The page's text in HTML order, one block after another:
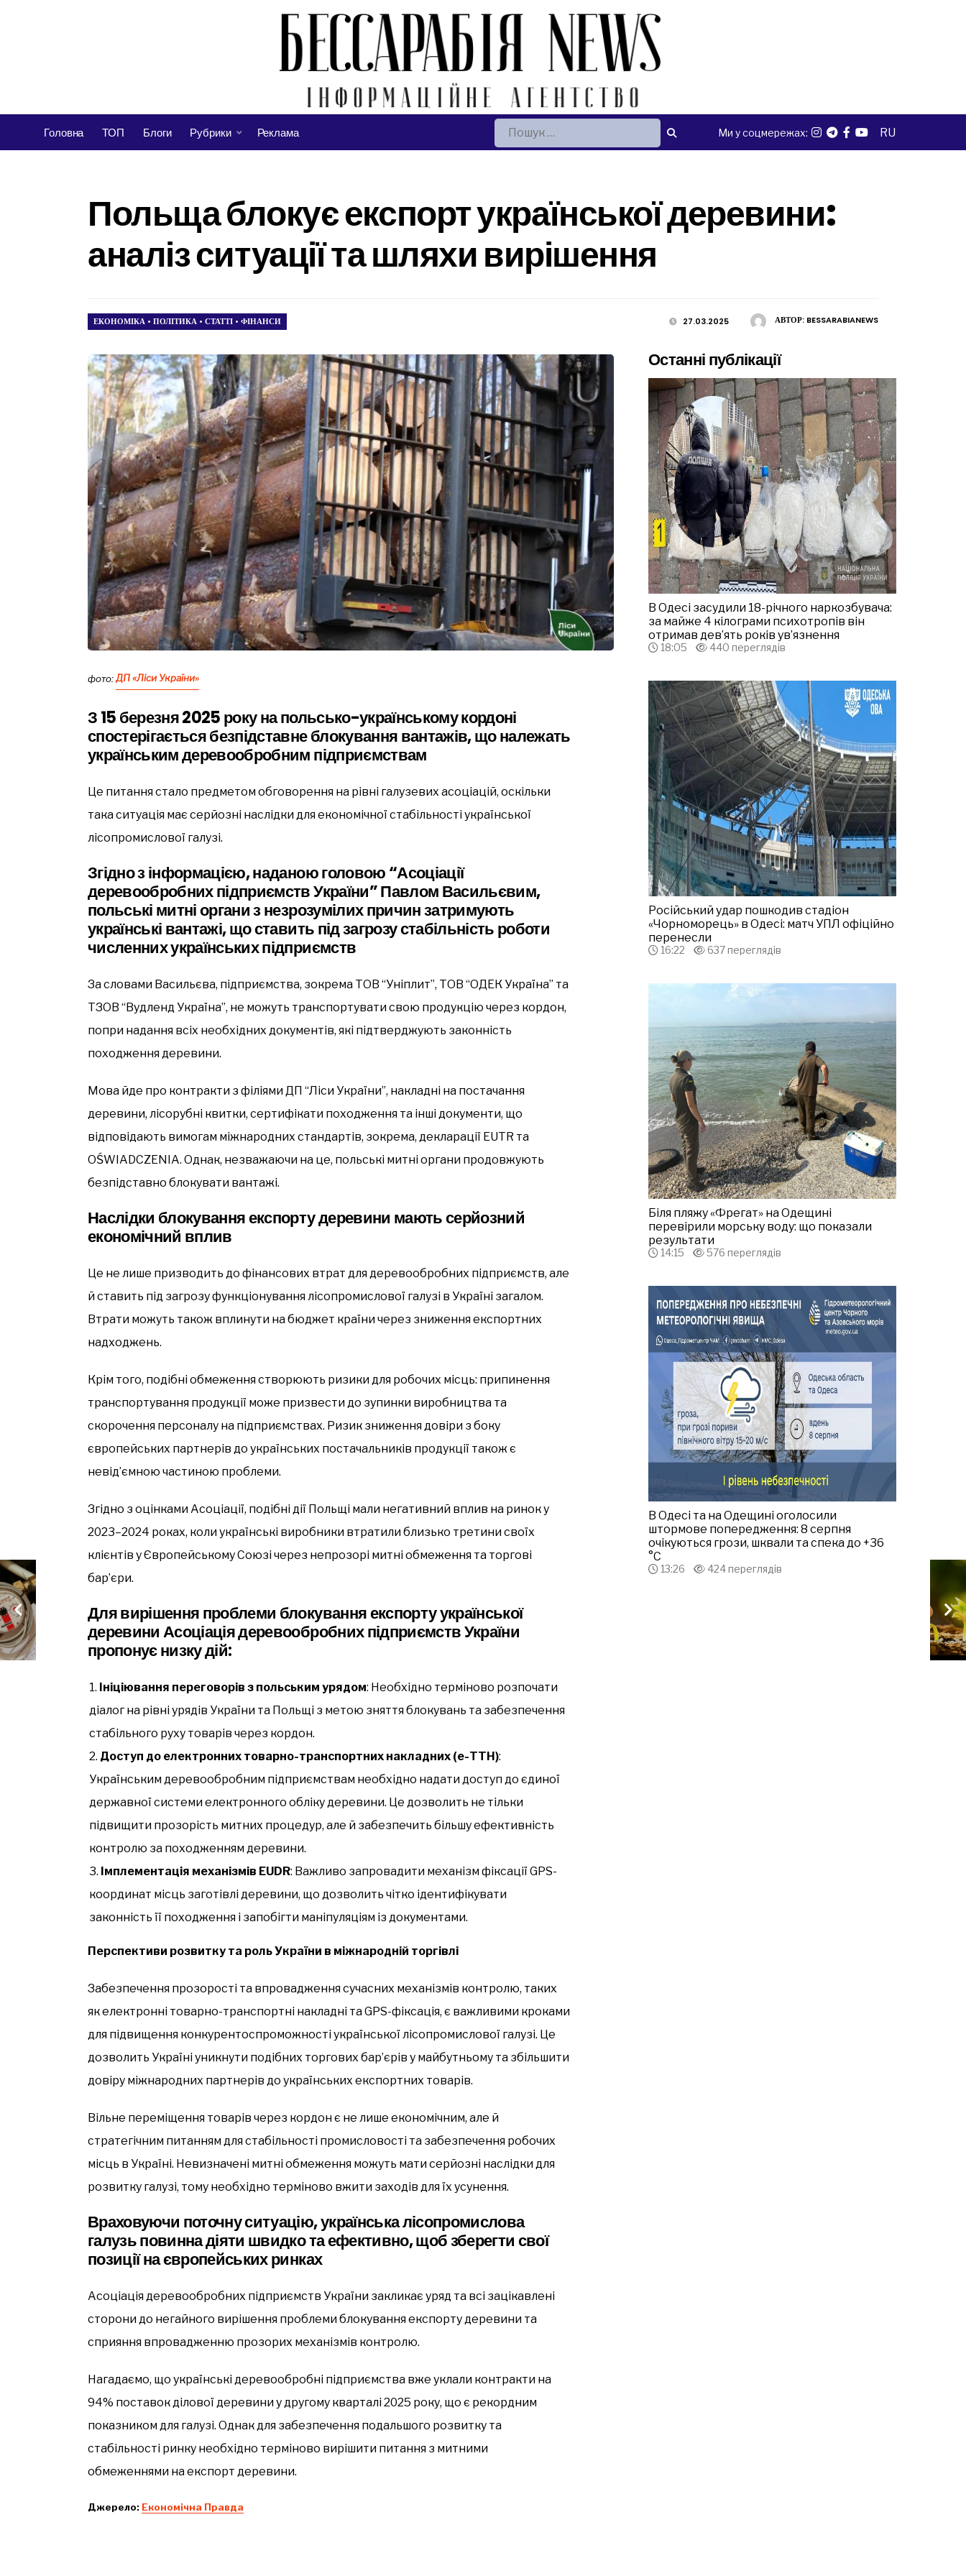
Головна ТОП Блоги Рубрики Реклама Пошук: Ми у соцмережах: RU
Польща блокує експорт української деревини:
аналіз ситуації та шляхи вирішення
АВТОР: BESSARABIANEWS
27.03.2025
ЕКОНОМІКА • ПОЛІТИКА • СТАТТІ • ФІНАНСИ
фото:ДП «Ліси України»
З 15 березня 2025 року на польсько-українському кордоні
спостерігається безпідставне блокування вантажів, що належать
українським деревообробним підприємствам
Це питання стало предметом обговорення на рівні галузевих асоціацій, оскільки
така ситуація має серйозні наслідки для економічної стабільності української
лісопромислової галузі.
Згідно з інформацією, наданою головою “Асоціації
деревообробних підприємств України” Павлом Васильєвим,
польські митні органи з незрозумілих причин затримують
українські вантажі, що ставить під загрозу стабільність роботи
численних українських підприємств
За словами Васильєва, підприємства, зокрема ТОВ “Уніплит”, ТОВ “ОДЕК Україна” та
ТЗОВ “Вудленд Україна”, не можуть транспортувати свою продукцію через кордон,
попри надання всіх необхідних документів, які підтверджують законність
походження деревини.
Мова йде про контракти з філіями ДП “Ліси України”, накладні на постачання
деревини, лісорубні квитки, сертифікати походження та інші документи, що
відповідають вимогам міжнародних стандартів, зокрема, декларації EUTR та
OŚWIADCZENIA. Однак, незважаючи на це, польські митні органи продовжують
безпідставно блокувати вантажі.
Наслідки блокування експорту деревини мають серйозний
економічний вплив
Це не лише призводить до фінансових втрат для деревообробних підприємств, але
й ставить під загрозу функціонування лісопромислової галузі в Україні загалом.
Втрати можуть також вплинути на бюджет країни через зниження експортних
надходжень.
Крім того, подібні обмеження створюють ризики для робочих місць: припинення
транспортування продукції може призвести до зупинки виробництва та
скорочення персоналу на підприємствах. Ризик зниження довіри з боку
європейських партнерів до українських постачальників продукції також є
невід’ємною частиною проблеми.
Згідно з оцінками Асоціації, подібні дії Польщі мали негативний вплив на ринок у
2023–2024 роках, коли українські виробники втратили близько третини своїх
клієнтів у Європейському Союзі через непрозорі митні обмеження та торгові
бар’єри.
Для вирішення проблеми блокування експорту української
деревини Асоціація деревообробних підприємств України
пропонує низку дій:
Ініціювання переговорів з польським урядом: Необхідно терміново розпочати
діалог на рівні урядів України та Польщі з метою зняття блокувань та забезпечення
стабільного руху товарів через кордон.
Доступ до електронних товарно-транспортних накладних (е-ТТН):
Українським деревообробним підприємствам необхідно надати доступ до єдиної
державної системи електронного обліку деревини. Це дозволить не тільки
підвищити прозорість митних процедур, але й забезпечить більшу ефективність
контролю за походженням деревини.
Імплементація механізмів EUDR: Важливо запровадити механізм фіксації GPS-
координат місць заготівлі деревини, що дозволить чітко ідентифікувати
законність її походження і запобігти маніпуляціям із документами.
Перспективи розвитку та роль України в міжнародній торгівлі
Забезпечення прозорості та впровадження сучасних механізмів контролю, таких
як електронні товарно-транспортні накладні та GPS-фіксація, є важливими кроками
для підвищення конкурентоспроможності української лісопромислової галузі. Це
дозволить Україні уникнути подібних торгових бар’єрів у майбутньому та збільшити
довіру міжнародних партнерів до українських експортних товарів.
Вільне переміщення товарів через кордон є не лише економічним, але й
стратегічним питанням для стабільності промисловості та забезпечення робочих
місць в Україні. Невизначені митні обмеження можуть мати серйозні наслідки для
розвитку галузі, тому необхідно терміново вжити заходів для їх усунення.
Враховуючи поточну ситуацію, українська лісопромислова
галузь повинна діяти швидко та ефективно, щоб зберегти свої
позиції на європейських ринках
Асоціація деревообробних підприємств України закликає уряд та всі зацікавлені
сторони до негайного вирішення проблеми блокування експорту деревини та
сприяння впровадженню прозорих механізмів контролю.
Нагадаємо, що українські деревообробні підприємства вже уклали контракти на
94% поставок ділової деревини у другому кварталі 2025 року, що є рекордним
показником для галузі. Однак для забезпечення подальшого розвитку та
стабільності ринку необхідно терміново вирішити питання з митними
обмеженнями на експорт деревини.
Джерело: Економічна Правда
Останні публікації
В Одесі засудили 18-річного наркозбувача:
за майже 4 кілограми психотропів він
отримав дев’ять років ув’язнення
18:05 440 переглядів
Російський удар пошкодив стадіон
«Чорноморець» в Одесі: матч УПЛ офіційно
перенесли
16:22 637 переглядів
Біля пляжу «Фрегат» на Одещині
перевірили морську воду: що показали
результати
14:15 576 переглядів
В Одесі та на Одещині оголосили
штормове попередження: 8 серпня
очікуються грози, шквали та спека до +36
°С
13:26 424 переглядів